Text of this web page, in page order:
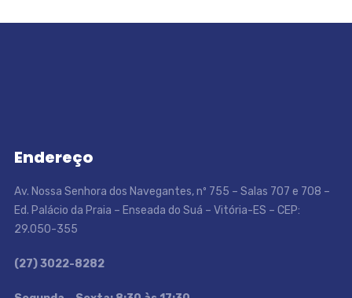
Endereço
Av. Nossa Senhora dos Navegantes, nº 755 – Salas 707 e 708 –
Ed. Palácio da Praia – Enseada do Suá – Vitória-ES – CEP:
29.050-355
(27) 3022-8282